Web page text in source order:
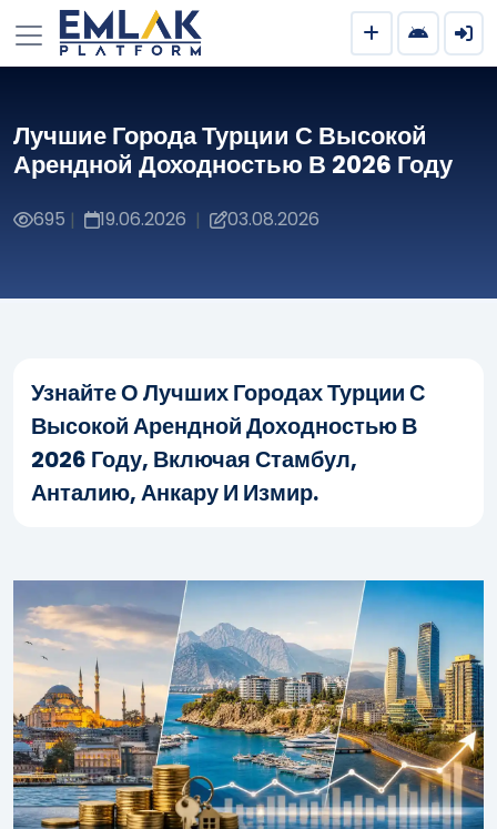
Лучшие Города Турции С Высокой
Арендной Доходностью В 2026 Году
695 | 19.06.2026 | 03.08.2026
Узнайте О Лучших Городах Турции С
Высокой Арендной Доходностью В
2026 Году, Включая Стамбул,
Анталию, Анкару И Измир.